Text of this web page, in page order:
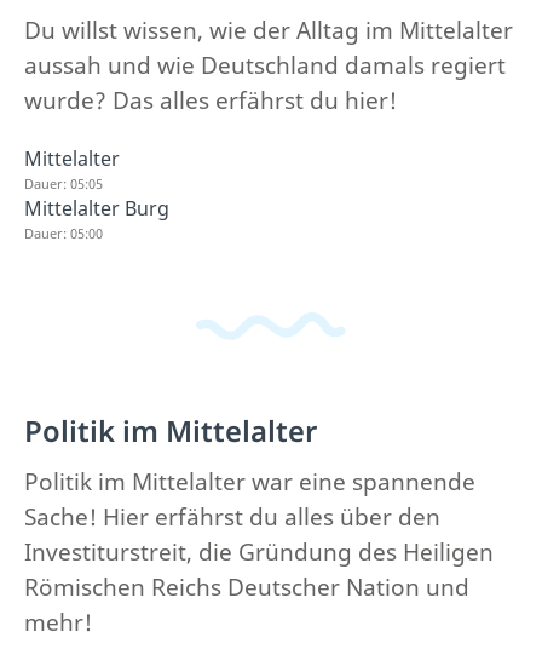
Du willst wissen, wie der Alltag im Mittelalter
aussah und wie Deutschland damals regiert
wurde? Das alles erfährst du hier!
Mittelalter
Dauer: 05:05
Mittelalter Burg
Dauer: 05:00
Politik im Mittelalter
Politik im Mittelalter war eine spannende
Sache! Hier erfährst du alles über den
Investiturstreit, die Gründung des Heiligen
Römischen Reichs Deutscher Nation und
mehr!